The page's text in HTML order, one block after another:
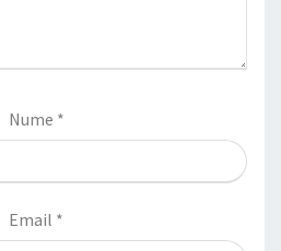
Nume *
Email *